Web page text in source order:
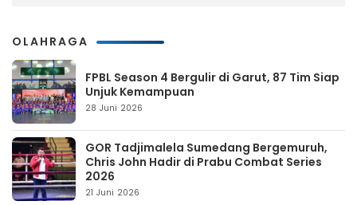
OLAHRAGA
FPBL Season 4 Bergulir di Garut, 87 Tim Siap
Unjuk Kemampuan
28 Juni 2026
GOR Tadjimalela Sumedang Bergemuruh,
Chris John Hadir di Prabu Combat Series
2026
21 Juni 2026